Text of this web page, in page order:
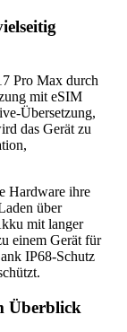
Pro Max durch
mit eSIM
Übersetzung,
das Gerät zu
Hardware ihre
über
mit langer
einem Gerät für
IP68-Schutz
Überblick